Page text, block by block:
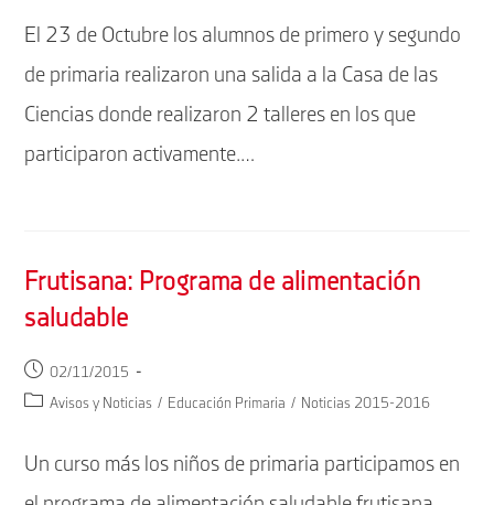
entrada:
El 23 de Octubre los alumnos de primero y segundo
de primaria realizaron una salida a la Casa de las
Ciencias donde realizaron 2 talleres en los que
participaron activamente.…
Frutisana: Programa de alimentación
saludable
Publicación
de
02/11/2015
Categoría
entrada:
Avisos y Noticias / Educación Primaria / Noticias 2015-2016
Un curso más los niños de primaria participamos en